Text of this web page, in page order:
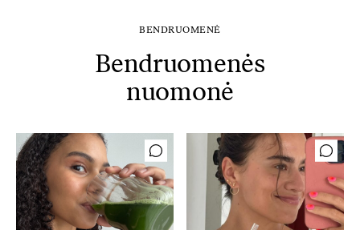
BENDRUOMENĖ
Bendruomenės
nuomonė